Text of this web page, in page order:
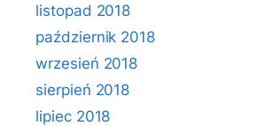
listopad 2018
październik 2018
wrzesień 2018
sierpień 2018
lipiec 2018